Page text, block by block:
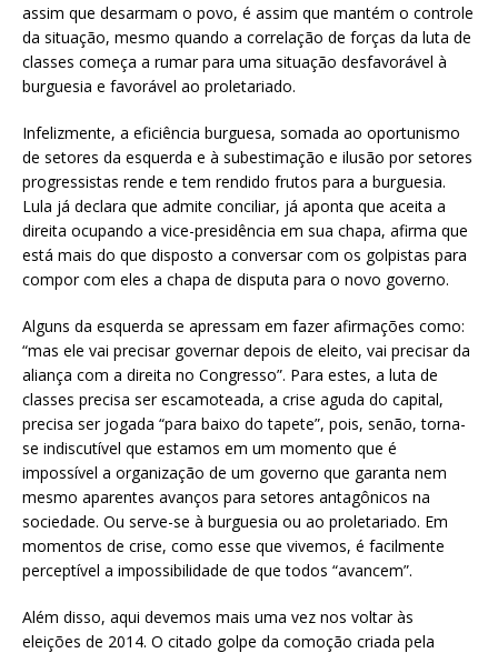
assim que desarmam o povo, é assim que mantém o controle
da situação, mesmo quando a correlação de forças da luta de
classes começa a rumar para uma situação desfavorável à
burguesia e favorável ao proletariado.
Infelizmente, a eficiência burguesa, somada ao oportunismo
de setores da esquerda e à subestimação e ilusão por setores
progressistas rende e tem rendido frutos para a burguesia.
Lula já declara que admite conciliar, já aponta que aceita a
direita ocupando a vice-presidência em sua chapa, afirma que
está mais do que disposto a conversar com os golpistas para
compor com eles a chapa de disputa para o novo governo.
Alguns da esquerda se apressam em fazer afirmações como:
“mas ele vai precisar governar depois de eleito, vai precisar da
aliança com a direita no Congresso”. Para estes, a luta de
classes precisa ser escamoteada, a crise aguda do capital,
precisa ser jogada “para baixo do tapete”, pois, senão, torna-
se indiscutível que estamos em um momento que é
impossível a organização de um governo que garanta nem
mesmo aparentes avanços para setores antagônicos na
sociedade. Ou serve-se à burguesia ou ao proletariado. Em
momentos de crise, como esse que vivemos, é facilmente
perceptível a impossibilidade de que todos “avancem”.
Além disso, aqui devemos mais uma vez nos voltar às
eleições de 2014. O citado golpe da comoção criada pela